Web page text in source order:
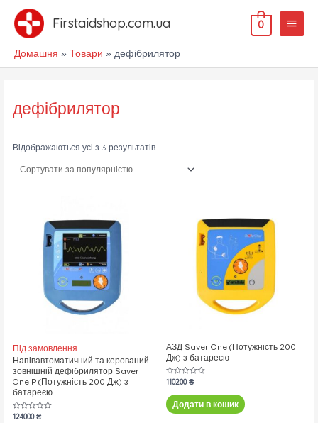
Перейти
вмісту
Firstaidshop.com.ua
меню
0
Домашня Товари дефібрилятор
дефібрилятор
Відображаються усі з 3 результатів
Sorted
Під замовлення
Напівавтоматичний та керований
зовнішній дефібрилятор Saver
One P (Потужність 200 Дж) з
батареєю
Оцінено
124000₴
АЗД Saver One (Потужність 200
Дж) з батареєю
Оцінено
з
5
110200₴
Додати в кошик